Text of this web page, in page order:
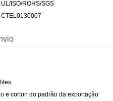
UL/ISO/ROHS/SGS
CTEL0130007
e corton do padrão da exportação